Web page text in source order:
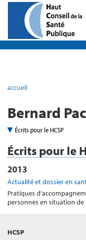
accueil
Bernard
Écrits pour le HCSP
Écrits pour le
2013
Actualité et dossier en
Pratiques
personnes en situation
HCSP